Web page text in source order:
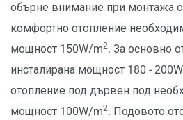
обърне внимание при монтажа
комфортно отопление
мощност 150W/m2. За основно
инсталирана мощност 180 -
отопление под дървен под
мощност 100W/m2. Подовото